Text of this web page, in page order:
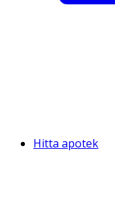
Hitta apotek